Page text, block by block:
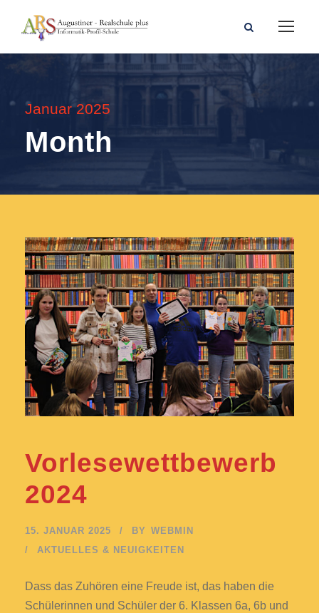
Januar 2025
Month
Vorlesewettbewerb
2024
15. JANUAR 2025 BY WEBMIN
AKTUELLES & NEUIGKEITEN
Dass das Zuhören eine Freude ist, das haben die
Schülerinnen und Schüler der 6. Klassen 6a, 6b und